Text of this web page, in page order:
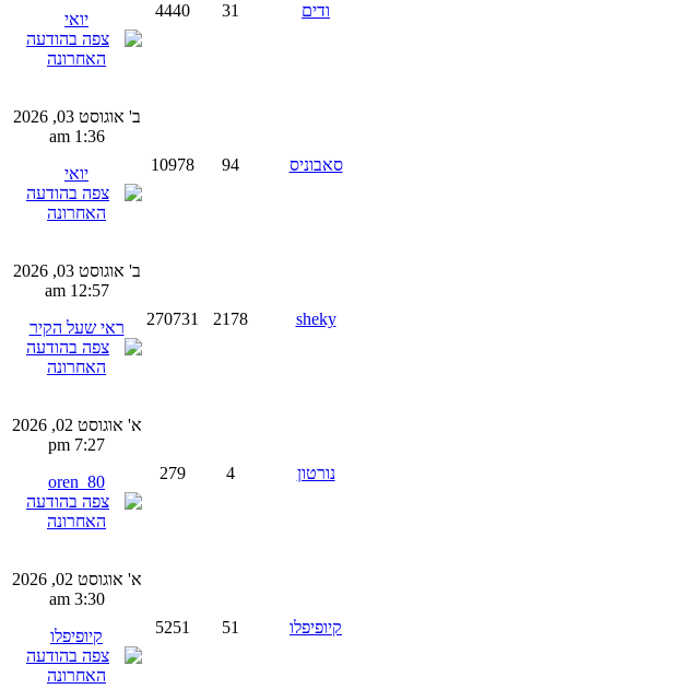
ודים 31
4440
יואי
סאבוניס 94
10978
ב' אוגוסט 03, 2026
1:36 am
יואי
sheky
2178
270731
ב' אוגוסט 03, 2026
12:57 am
ראי שעל הקיר
נורטון 4
279
א' אוגוסט 02, 2026
7:27 pm
oren_80
קיופיפלו 51
5251
א' אוגוסט 02, 2026
3:30 am
קיופיפלו